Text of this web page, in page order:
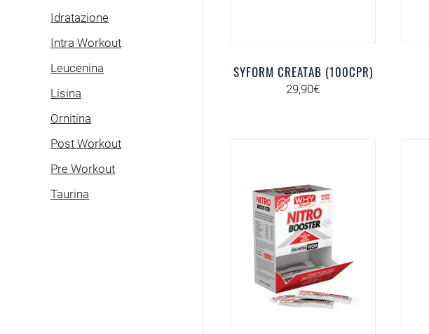
SYFORM CREATAB (100CPR)
29,90€
Idratazione
Intra Workout
Leucenina
Lisina
Ornitina
Post Workout
Pre Workout
Taurina